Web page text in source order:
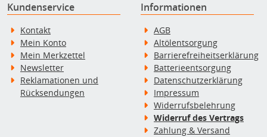
Kundenservice
Kontakt
Mein Konto
Mein Merkzettel
Newsletter
Reklamationen und
Rücksendungen
Informationen
AGB
Altölentsorgung
Barrierefreiheitserklärung
Batterieentsorgung
Datenschutzerklärung
Impressum
Widerrufsbelehrung
Widerruf des Vertrags
Zahlung & Versand